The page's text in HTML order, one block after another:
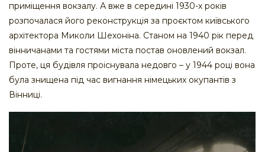
приміщення вокзалу. А вже в середині 1930-х років
розпочалася його реконструкція за проєктом київського
архітектора Миколи Шехоніна. Станом на 1940 рік перед
вінничанами та гостями міста постав оновлений вокзал.
Проте, ця будівля проіснувала недовго – у 1944 році вона
була знищена під час вигнання німецьких окупантів з
Вінниці.